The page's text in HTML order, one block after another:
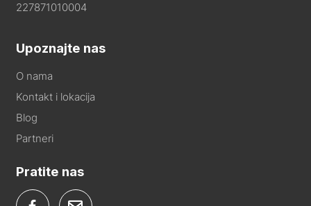
227871010004
Upoznajte nas
O nama
Kontakt i lokacija
Blog
Partneri
Pratite nas